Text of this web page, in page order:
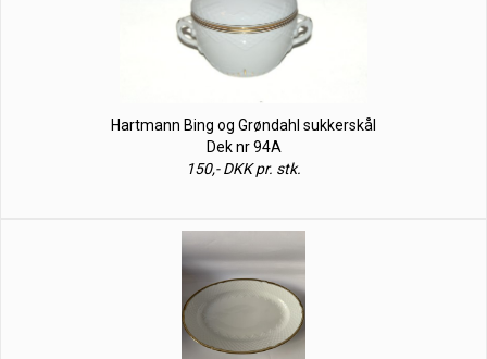
Hartmann Bing og Grøndahl sukkerskål
Dek nr 94A
150,- DKK pr. stk.